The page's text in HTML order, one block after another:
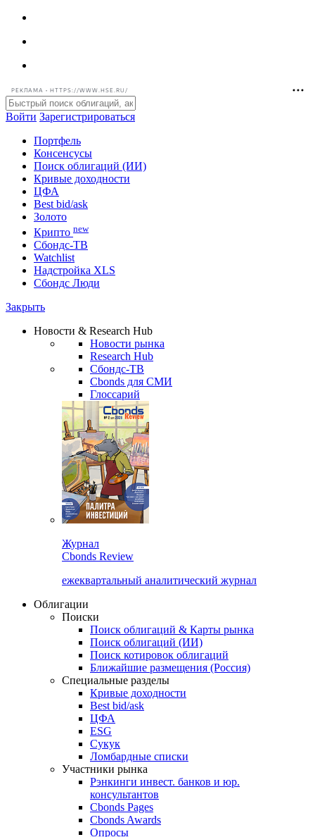
РЕКЛАМА • HTTPS://WWW.HSE.RU/
Войти Зарегистрироваться
Портфель
Консенсусы
Поиск облигаций (ИИ)
Кривые доходности
ЦФА
Best bid/ask
Золото
Крипто new
Watchlist
Сбондс Люди
Новости & Research Hub
Новости рынка
Research Hub
Сбондс-ТВ
Cbonds для СМИ
Глоссарий
Cbonds Review
ежеквартальный аналитический журнал
Облигации
Поиски
Поиск облигаций & Карты рынка
Поиск облигаций (ИИ)
Поиск котировок облигаций
Ближайшие размещения (Россия)
Специальные разделы
Кривые доходности
Best bid/ask
ЦФА
ESG
Сукук
Ломбардные списки
Участники рынка
Рэнкинги инвест. банков и юр.